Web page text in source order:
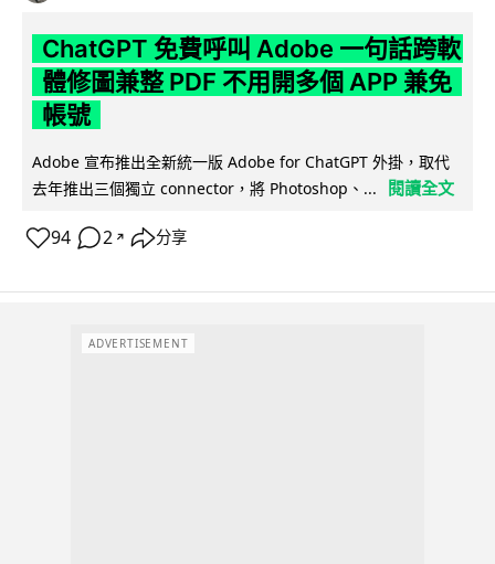
ChatGPT 免費呼叫 Adobe 一句話跨軟
體修圖兼整 PDF 不用開多個 APP 兼免
帳號
Adobe 宣布推出全新統一版 Adobe for ChatGPT 外掛，取代
去年推出三個獨立 connector，將 Photoshop、...
閱讀全文
94 2 ↗ 分享
ADVERTISEMENT